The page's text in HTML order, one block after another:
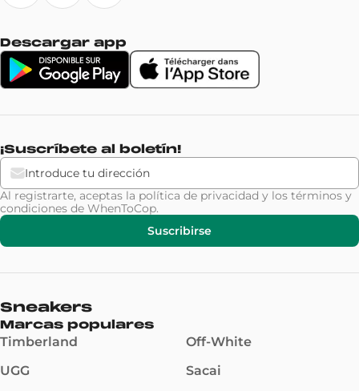
Descargar app
¡Suscríbete al boletín!
Al registrarte, aceptas la política de privacidad y los términos y
condiciones de WhenToCop.
Suscribirse
Sneakers
Marcas populares
Timberland
UGG
Off-White
Sacai